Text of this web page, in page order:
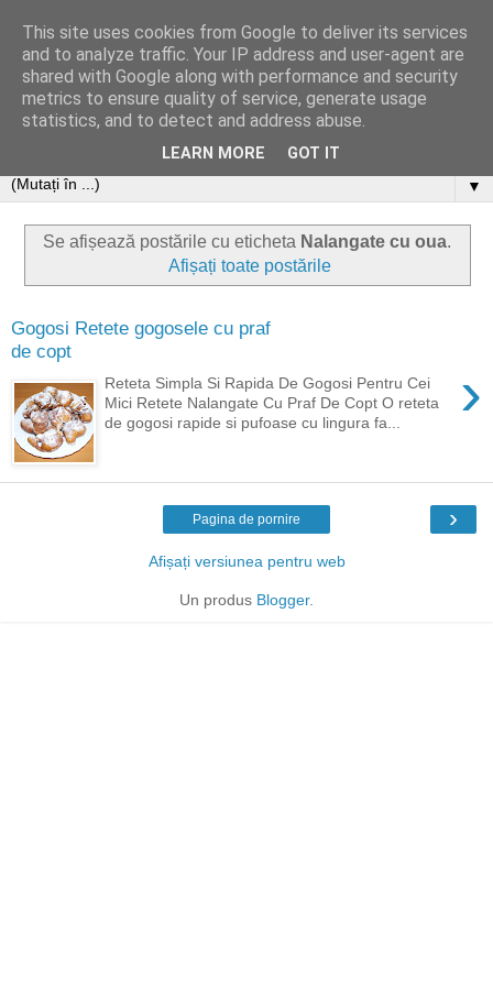
▼
Se afișează postările cu eticheta Nalangate cu oua.
Afișați toate postările
Gogosi Retete gogosele cu praf
de copt
›
Reteta Simpla Si Rapida De Gogosi Pentru Cei
Mici Retete Nalangate Cu Praf De Copt O reteta
de gogosi rapide si pufoase cu lingura fa...
›
Pagina de pornire
Afișați versiunea pentru web
Un produs Blogger.
This site uses cookies from Google to deliver its services
and to analyze traffic. Your IP address and user-agent are
shared with Google along with performance and security
metrics to ensure quality of service, generate usage
statistics, and to detect and address abuse.
LEARN MORE GOT IT